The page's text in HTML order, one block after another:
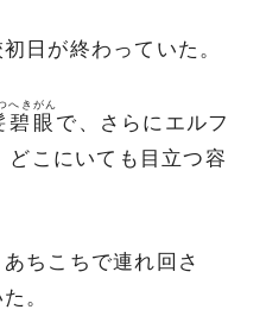
日が終わっていた。
碧眼
へきがん
で、さらにエルフ
どこにいても目立つ容
ちこちで連れ回さ
。